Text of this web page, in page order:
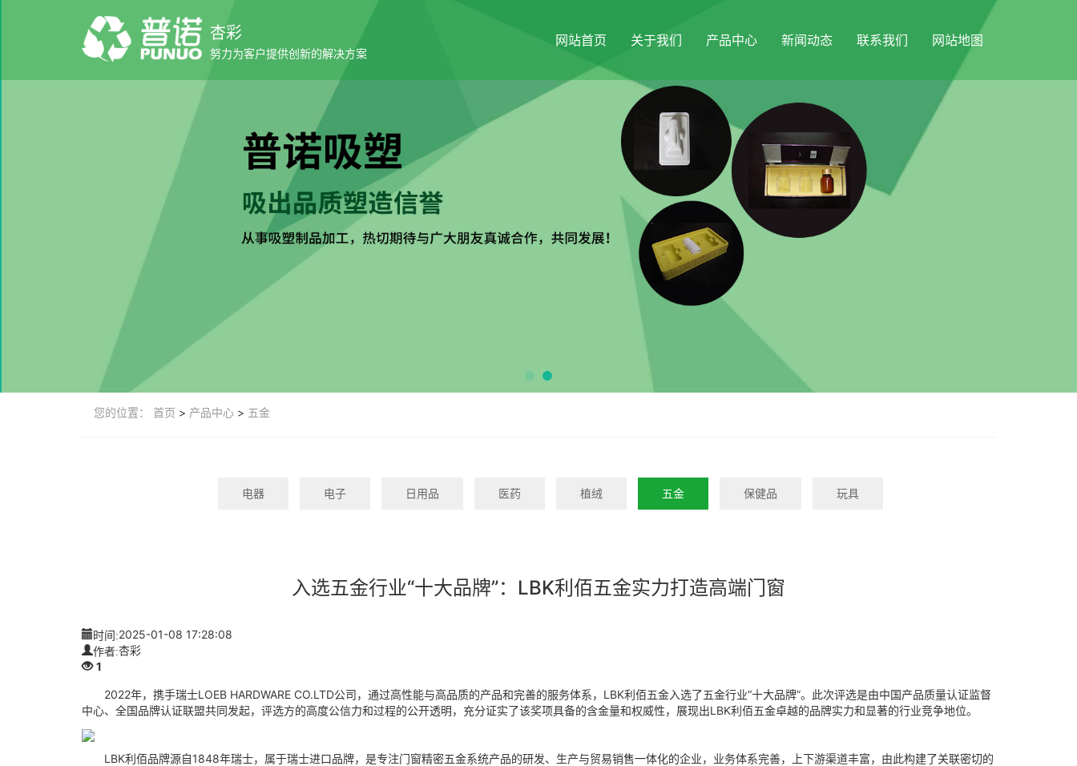
杏彩
努力为客户提供创新的解决方案
网站首页 关于我们 产品中心 新闻动态 联系我们 网站地图
您的位置： 首页 > 产品中心 > 五金
电器 电子 日用品 医药 植绒 五金 保健品 玩具
入选五金行业“十大品牌”：LBK利佰五金实力打造高端门窗
时间:2025-01-08 17:28:08
作者:杏彩
1
2022年，携手瑞士LOEB HARDWARE CO.LTD公司，通过高性能与高品质的产品和完善的服务体系，LBK利佰五金入选了五金行业“十大品牌”。此次评选是由中国产品质量认证监督
中心、全国品牌认证联盟共同发起，评选方的高度公信力和过程的公开透明，充分证实了该奖项具备的含金量和权威性，展现出LBK利佰五金卓越的品牌实力和显著的行业竞争地位。
LBK利佰品牌源自1848年瑞士，属于瑞士进口品牌，是专注门窗精密五金系统产品的研发、生产与贸易销售一体化的企业，业务体系完善，上下游渠道丰富，由此构建了关联密切的